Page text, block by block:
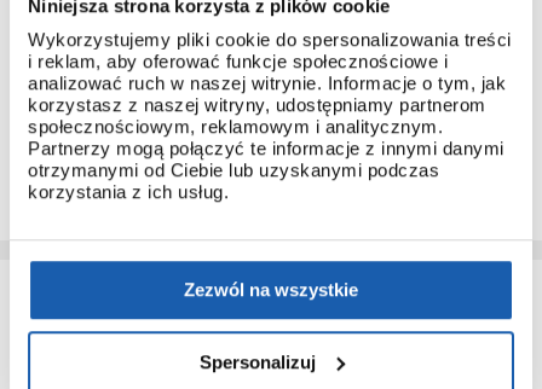
Niniejsza strona korzysta z plików cookie
Wykorzystujemy pliki cookie do spersonalizowania treści
i reklam, aby oferować funkcje społecznościowe i
analizować ruch w naszej witrynie. Informacje o tym, jak
korzystasz z naszej witryny, udostępniamy partnerom
społecznościowym, reklamowym i analitycznym.
Partnerzy mogą połączyć te informacje z innymi danymi
otrzymanymi od Ciebie lub uzyskanymi podczas
korzystania z ich usług.
Zezwól na wszystkie
Spersonalizuj
INSTRUKCJA OBSŁUGI
Do każdego modelu G-SHOCK, który pochodzi z
dystrybucji ZIBI dołączana jest instrukcja obsługi w języku
polskim.
Dzięki temu łatwo poznasz obsługę nawet najbardziej
zaawansowanych modeli.